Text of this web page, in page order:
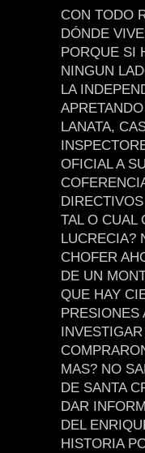
CON TODO
DÓNDE
PORQUE SI
NINGUN
LA
LANATA,
OFICIAL A
TAL O CUAL
LUCRECIA?
CHOFER
DE UN
QUE HAY
PRESIONES
MAS? NO
DE SANTA
DAR
DEL
HISTORIA